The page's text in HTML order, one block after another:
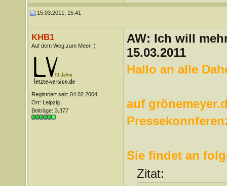
15.03.2011, 15:41
KHB1
Auf dem Weg zum Meer :)
Registriert seit: 04.02.2004
Ort: Leipzig
Beiträge: 3.377
AW: Ich will
15.03.2011
Hallo an alle
auf
Sie findet an
Zitat: